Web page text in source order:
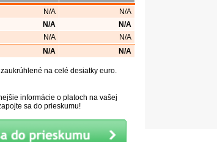
N/A
N/A
N/A
N/A
N/A
N/A
N/A N/A
na celé desiatky euro.
informácie o platoch na vašej
sa do prieskumu!